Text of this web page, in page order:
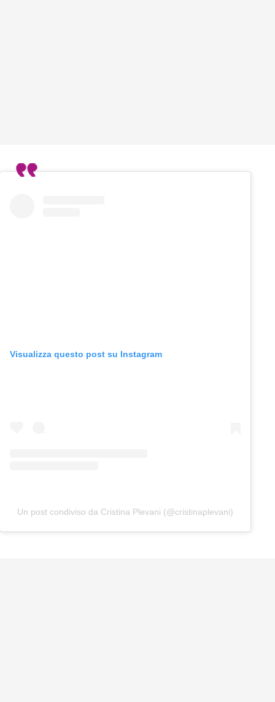
Visualizza questo post su Instagram
Un post condiviso da Cristina Plevani (@cristinaplevani)